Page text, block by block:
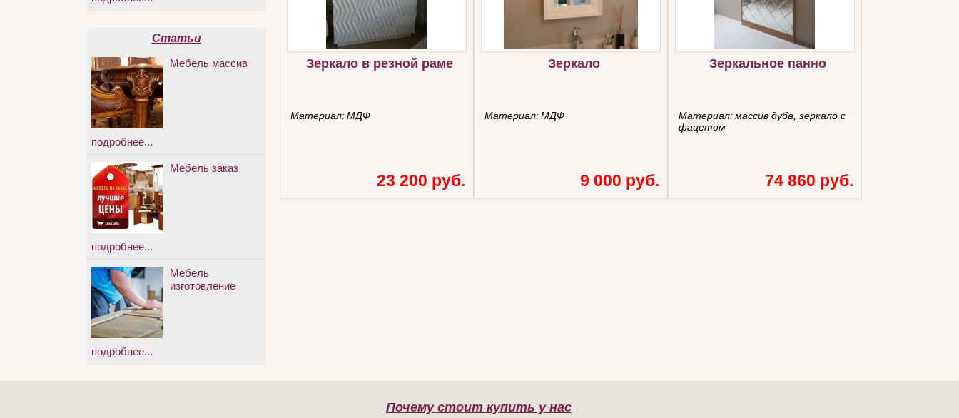
Зеркало в резной раме
Материал:МДФ
23 200 руб.
Зеркало
Материал:МДФ
9 000 руб.
Зеркальное панно
Материал:массив дуба, зеркало с
фацетом
74 860 руб.
Статьи
Мебель массив
подробнее...
Мебель заказ
подробнее...
Мебель
изготовление
подробнее...
Почему стоит купить у нас